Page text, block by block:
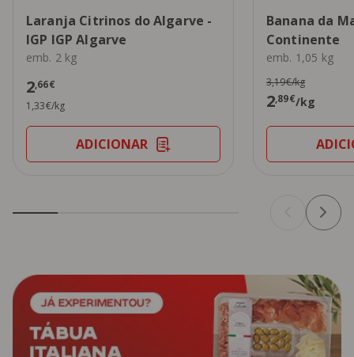
Laranja Citrinos do Algarve -
IGP IGP Algarve
emb. 2 kg
2 ,66€
1,33€/kg
ADICIONAR
Banana da
Continente
emb. 1,05 kg
3,19€/kg
2 ,89€/kg